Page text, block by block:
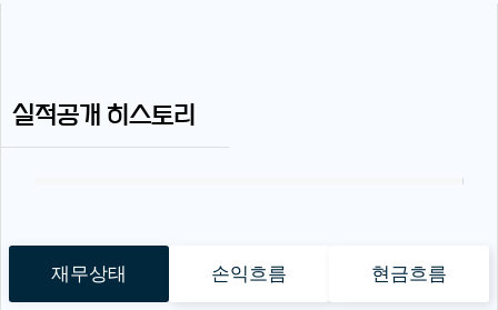
실적공개 히스토리
재무상태 손익흐름 현금흐름